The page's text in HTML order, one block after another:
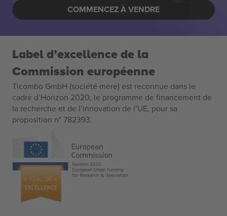
COMMENCEZ À VENDRE
Label d’excellence de la
Commission européenne
Ticombo GmbH (société mère) est reconnue dans le
cadre d’Horizon 2020, le programme de financement de
la recherche et de l’innovation de l’UE, pour sa
proposition n° 782393.